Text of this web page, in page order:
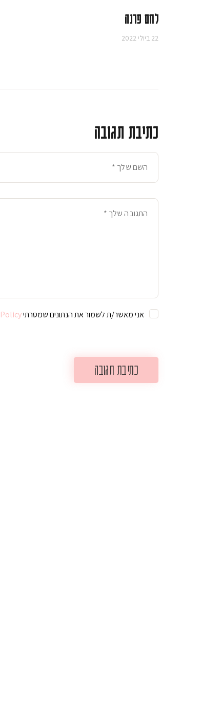
לחם פרנה
22 ביולי 2022
כתיבת תגובה
אני מאשר/ת לשמור את הנתונים שמסרתי For further details on handling user data, see our